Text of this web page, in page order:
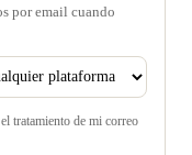
por email cuando
tratamiento de mi correo